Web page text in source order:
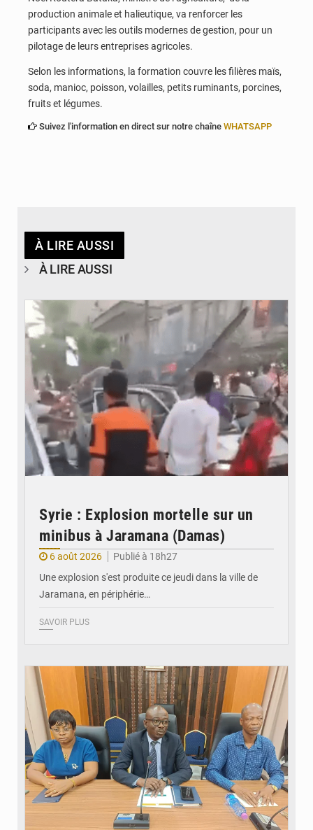
production animale et halieutique, va renforcer les
participants avec les outils modernes de gestion, pour un
pilotage de leurs entreprises agricoles.
Selon les informations, la formation couvre les filières maïs,
soda, manioc, poisson, volailles, petits ruminants, porcines,
fruits et légumes.
Suivez l'information en direct sur notre chaîne WHATSAPP
À LIRE AUSSI
À LIRE AUSSI
Syrie : Explosion mortelle sur un
minibus à Jaramana (Damas)
6 août 2026
Publié à 18h27
Une explosion s'est produite ce jeudi dans la ville de
Jaramana, en périphérie…
SAVOIR PLUS